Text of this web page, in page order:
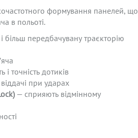
формування панелей, що
в польоті.
більш передбачувану траєкторію
і точність дотиків
при ударах
) — сприяють відмінному